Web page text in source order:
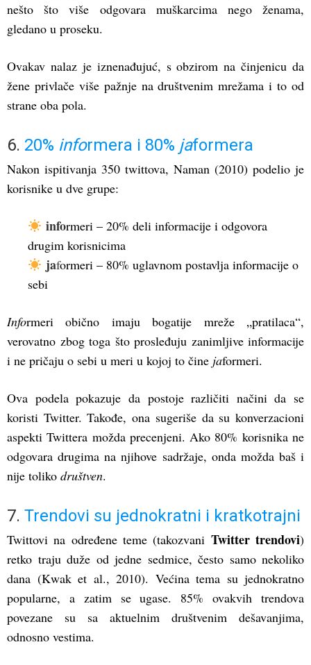
nešto što više odgovara muškarcima nego ženama,
gledano u proseku.
Ovakav nalaz je iznenađujuć, s obzirom na činjenicu da
žene privlače više pažnje na društvenim mrežama i to od
strane oba pola.
6. 20% informera i 80% jaformera
Nakon ispitivanja 350 twittova, Naman (2010) podelio je
korisnike u dve grupe:
informeri – 20% deli informacije i odgovora
drugim korisnicima
jaformeri – 80% uglavnom postavlja informacije o
sebi
Informeri obično imaju bogatije mreže „pratilaca“,
verovatno zbog toga što prosleđuju zanimljive informacije
i ne pričaju o sebi u meri u kojoj to čine jaformeri.
Ova podela pokazuje da postoje različiti načini da se
koristi Twitter. Takođe, ona sugeriše da su konverzacioni
aspekti Twittera možda precenjeni. Ako 80% korisnika ne
odgovara drugima na njihove sadržaje, onda možda baš i
nije toliko društven.
7. Trendovi su jednokratni i kratkotrajni
Twittovi na određene teme (takozvani Twitter trendovi)
retko traju duže od jedne sedmice, često samo nekoliko
dana (Kwak et al., 2010). Većina tema su jednokratno
popularne, a zatim se ugase. 85% ovakvih trendova
povezane su sa aktuelnim društvenim dešavanjima,
odnosno vestima.